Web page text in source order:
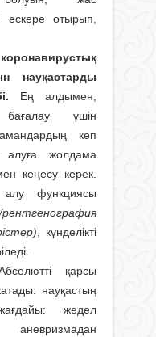
ескере отырып,
науқастарды
Ең алдымен,
үшін
көп
жолдама
кеңесу керек.
алу функциясы
, күнделікті
қарсы
науқастың
жедел